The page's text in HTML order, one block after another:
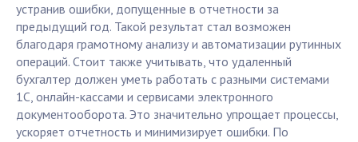
устранив ошибки, допущенные в отчетности за
предыдущий год. Такой результат стал возможен
благодаря грамотному анализу и автоматизации рутинных
операций. Стоит также учитывать, что удаленный
бухгалтер должен уметь работать с разными системами
1С, онлайн-кассами и сервисами электронного
документооборота. Это значительно упрощает процессы,
ускоряет отчетность и минимизирует ошибки. По